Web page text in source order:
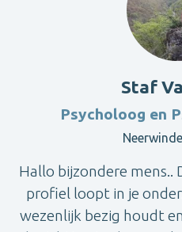
Staf
Psycholoog en
Hallo bijzondere mens..
profiel loopt in je
wezenlijk bezig houdt